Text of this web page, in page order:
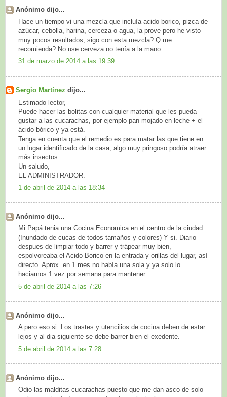
Anónimo dijo...
Hace un tiempo vi una mezcla que incluía acido borico, pizca de
azúcar, cebolla, harina, cerceza o agua, la prove pero he visto
muy pocos resultados, sigo con esta mezcla? Q me
recomienda? No use cerveza no tenía a la mano.
31 de marzo de 2014 a las 19:39
Sergio Martínez dijo...
Estimado lector,
Puede hacer las bolitas con cualquier material que les pueda
gustar a las cucarachas, por ejemplo pan mojado en leche + el
ácido bórico y ya está.
Tenga en cuenta que el remedio es para matar las que tiene en
un lugar identificado de la casa, algo muy pringoso podría atraer
más insectos.
Un saludo,
EL ADMINISTRADOR.
1 de abril de 2014 a las 18:34
Anónimo dijo...
Mi Papá tenia una Cocina Economica en el centro de la ciudad
(Inundado de cucas de todos tamaños y colores) Y si. Diario
despues de limpiar todo y barrer y trápear muy bien,
espolvoreaba el Acido Borico en la entrada y orillas del lugar, así
directo. Aprox. en 1 mes no había una sola y ya solo lo
haciamos 1 vez por semana para mantener.
5 de abril de 2014 a las 7:26
Anónimo dijo...
A pero eso si. Los trastes y utencilios de cocina deben de estar
lejos y al dia siguiente se debe barrer bien el exedente.
5 de abril de 2014 a las 7:28
Anónimo dijo...
Odio las malditas cucarachas puesto que me dan asco de solo